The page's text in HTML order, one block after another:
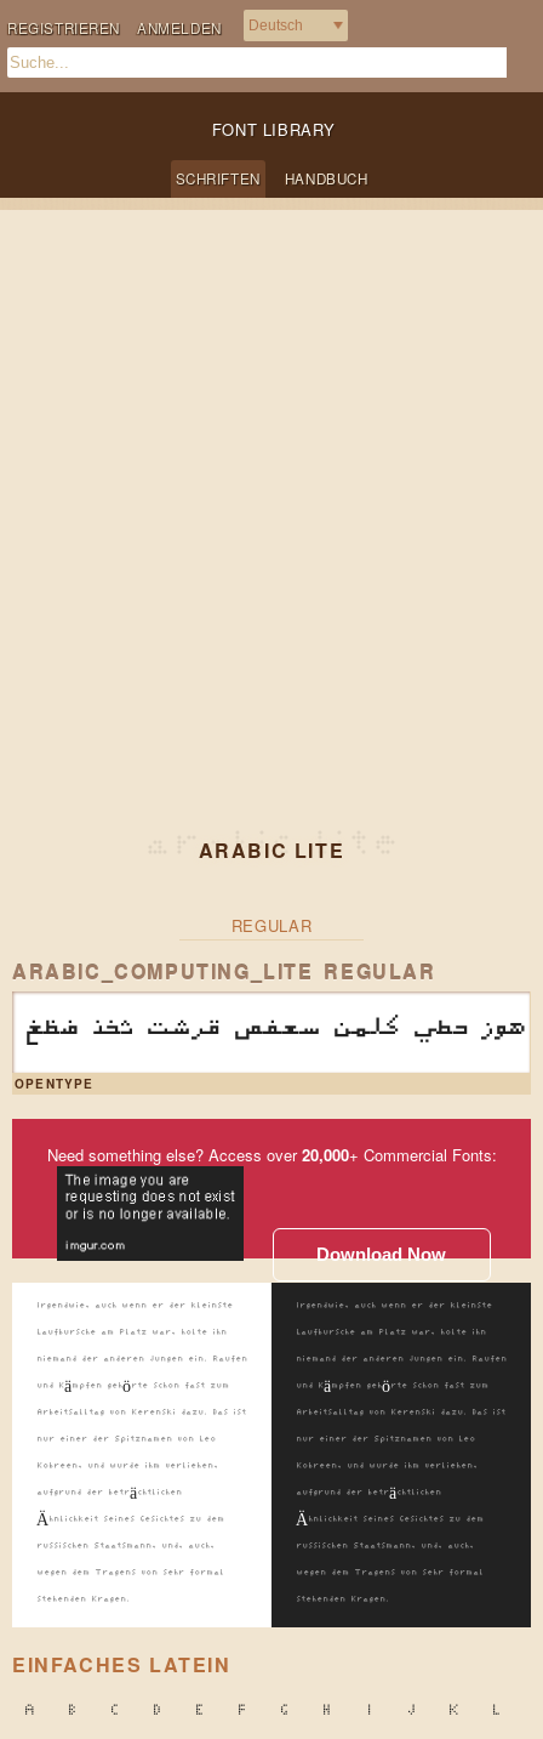
REGISTRIEREN ANMELDEN
FONT LIBRARY
SCHRIFTEN HANDBUCH
ARABIC LITE
REGULAR
ARABIC_COMPUTING_LITE REGULAR
هوز حطي كلمن سعفص قرشت ثخذ ضظغ
OPENTYPE
Need something else? Access over20,000+ Commercial Fonts:
Download Now
Irgendwie, auch wenn er der kleinste
Laufbursche am Platz war, holte ihn
niemand der anderen Jungen ein. Raufen
und Kämpfen gehörte schon fast zum
Arbeitsalltag von Kerenski dazu. Das ist
nur einer der Spitznamen von Leo
Kobreen, und wurde ihm verliehen,
aufgrund der beträchtlichen
Ähnlichkeit seines Gesichtes zu dem
russischen Staatsmann, und, auch,
wegen dem Tragens von sehr formal
stehenden Kragen.
Irgendwie, auch wenn er der kleinste
Laufbursche am Platz war, holte ihn
niemand der anderen Jungen ein. Raufen
und Kämpfen gehörte schon fast zum
Arbeitsalltag von Kerenski dazu. Das ist
nur einer der Spitznamen von Leo
Kobreen, und wurde ihm verliehen,
aufgrund der beträchtlichen
Ähnlichkeit seines Gesichtes zu dem
russischen Staatsmann, und, auch,
wegen dem Tragens von sehr formal
stehenden Kragen.
EINFACHES LATEIN
A B C D E F G H I J K
L